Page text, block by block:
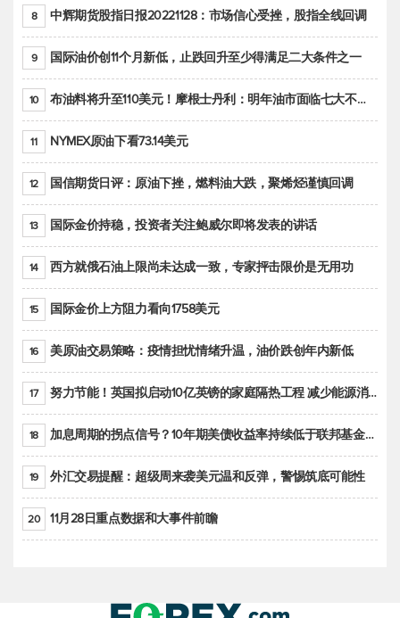
8 中辉期货股指日报20221128：市场信心受挫，股指全线回调
9 国际油价创11个月新低，止跌回升至少得满足二大条件之一
10 布油料将升至110美元！摩根士丹利：明年油市面临七大不确定性
11 NYMEX原油下看73.14美元
12 国信期货日评：原油下挫，燃料油大跌，聚烯烃谨慎回调
13 国际金价持稳，投资者关注鲍威尔即将发表的讲话
14 西方就俄石油上限尚未达成一致，专家抨击限价是无用功
15 国际金价上方阻力看向1758美元
16 美原油交易策略：疫情担忧情绪升温，油价跌创年内新低
17 努力节能！英国拟启动10亿英镑的家庭隔热工程 减少能源消耗
18 加息周期的拐点信号？10年期美债收益率持续低于联邦基金利率目标区间
19 外汇交易提醒：超级周来袭美元温和反弹，警惕筑底可能性
20 11月28日重点数据和大事件前瞻